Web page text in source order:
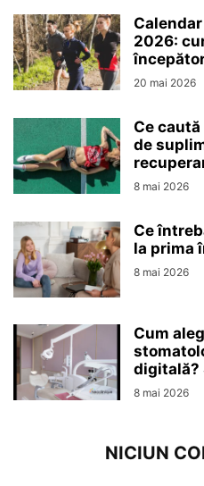
2026:
20 mai 2026
Ce
de
8 mai 2026
Ce
la prima
8 mai 2026
Cum
digitală?
8 mai 2026
NICIUN